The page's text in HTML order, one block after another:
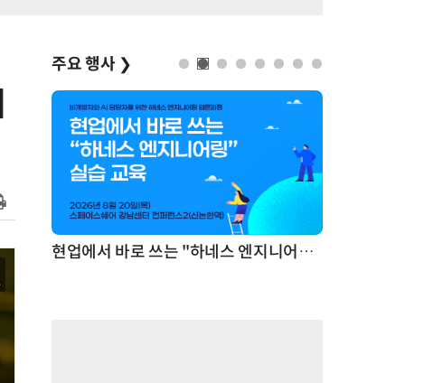
주요 행사 ❯
현업에서 바로 쓰는 "하네스 엔지니어링" 실습 교육 모든 업무 담당자(비개발자)를 위한 온톨로지 기반 AI 지식체계 설계 1-day 워크숍